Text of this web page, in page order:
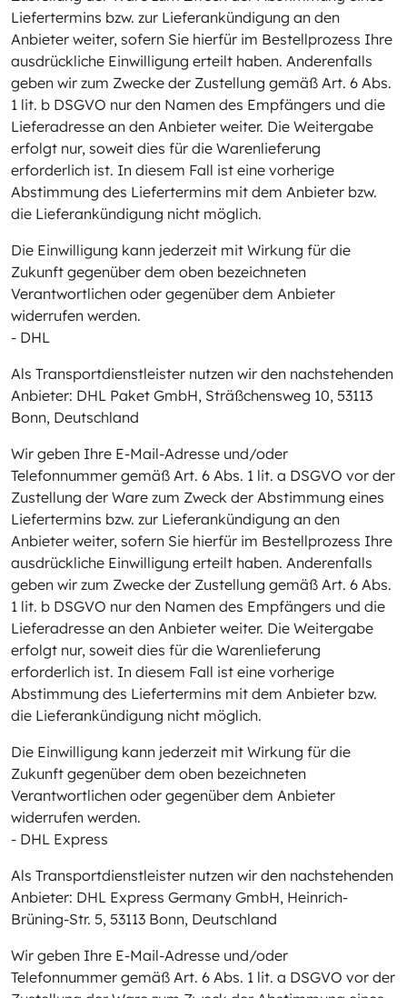
Liefertermins bzw. zur Lieferankündigung an den
Anbieter weiter, sofern Sie hierfür im Bestellprozess Ihre
ausdrückliche Einwilligung erteilt haben. Anderenfalls
geben wir zum Zwecke der Zustellung gemäß Art. 6 Abs.
1 lit. b DSGVO nur den Namen des Empfängers und die
Lieferadresse an den Anbieter weiter. Die Weitergabe
erfolgt nur, soweit dies für die Warenlieferung
erforderlich ist. In diesem Fall ist eine vorherige
Abstimmung des Liefertermins mit dem Anbieter bzw.
die Lieferankündigung nicht möglich.
Die Einwilligung kann jederzeit mit Wirkung für die
Zukunft gegenüber dem oben bezeichneten
Verantwortlichen oder gegenüber dem Anbieter
widerrufen werden.
- DHL
Als Transportdienstleister nutzen wir den nachstehenden
Anbieter: DHL Paket GmbH, Sträßchensweg 10, 53113
Bonn, Deutschland
Wir geben Ihre E-Mail-Adresse und/oder
Telefonnummer gemäß Art. 6 Abs. 1 lit. a DSGVO vor der
Zustellung der Ware zum Zweck der Abstimmung eines
Liefertermins bzw. zur Lieferankündigung an den
Anbieter weiter, sofern Sie hierfür im Bestellprozess Ihre
ausdrückliche Einwilligung erteilt haben. Anderenfalls
geben wir zum Zwecke der Zustellung gemäß Art. 6 Abs.
1 lit. b DSGVO nur den Namen des Empfängers und die
Lieferadresse an den Anbieter weiter. Die Weitergabe
erfolgt nur, soweit dies für die Warenlieferung
erforderlich ist. In diesem Fall ist eine vorherige
Abstimmung des Liefertermins mit dem Anbieter bzw.
die Lieferankündigung nicht möglich.
Die Einwilligung kann jederzeit mit Wirkung für die
Zukunft gegenüber dem oben bezeichneten
Verantwortlichen oder gegenüber dem Anbieter
widerrufen werden.
- DHL Express
Als Transportdienstleister nutzen wir den nachstehenden
Anbieter: DHL Express Germany GmbH, Heinrich-
Brüning-Str. 5, 53113 Bonn, Deutschland
Wir geben Ihre E-Mail-Adresse und/oder
Telefonnummer gemäß Art. 6 Abs. 1 lit. a DSGVO vor der